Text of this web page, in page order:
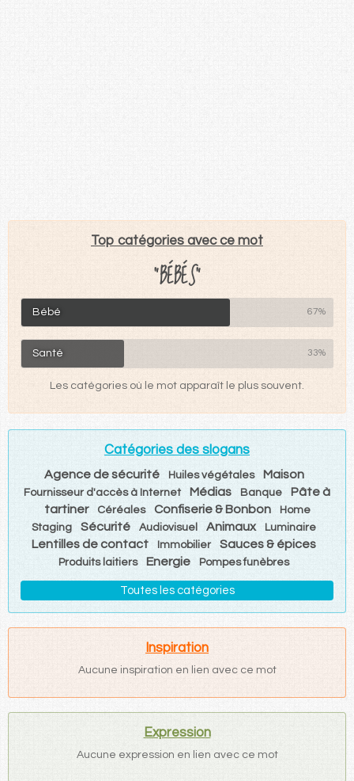
Top catégories avec ce mot
"BÉBÉS"
Bébé 67%
Santé 33%
Les catégories où le mot apparaît le plus souvent.
Catégories des slogans
Agence de sécurité Huiles végétales Maison
Fournisseur d'accès à Internet Médias Banque
Pâte à
tartiner
Céréales Confiserie & Bonbon
Home
Staging
Sécurité Audiovisuel Animaux Luminaire
Lentilles de contact Immobilier Sauces & épices
Produits laitiers Energie Pompes funèbres
Toutes les catégories
Inspiration
Aucune inspiration en lien avec ce mot
Expression
Aucune expression en lien avec ce mot